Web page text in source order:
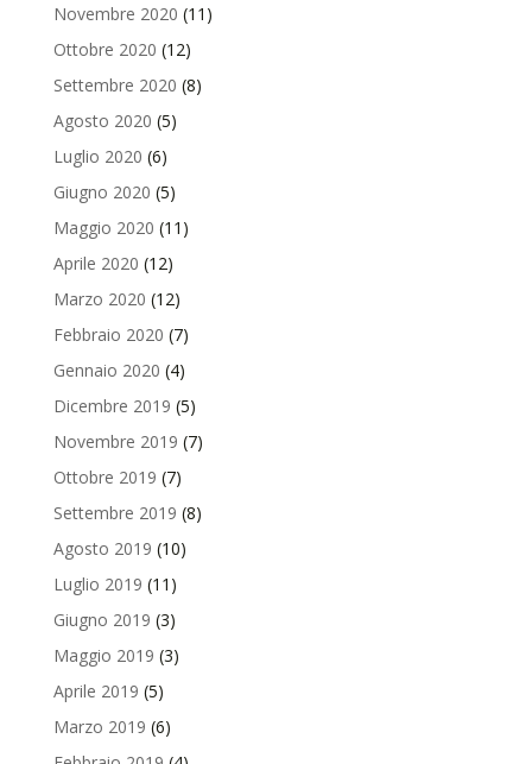
Novembre 2020 (11)
Ottobre 2020 (12)
Settembre 2020 (8)
Agosto 2020 (5)
Luglio 2020 (6)
Giugno 2020 (5)
Maggio 2020 (11)
Aprile 2020 (12)
Marzo 2020 (12)
Febbraio 2020 (7)
Gennaio 2020 (4)
Dicembre 2019 (5)
Novembre 2019 (7)
Ottobre 2019 (7)
Settembre 2019 (8)
Agosto 2019 (10)
Luglio 2019 (11)
Giugno 2019 (3)
Maggio 2019 (3)
Aprile 2019 (5)
Marzo 2019 (6)